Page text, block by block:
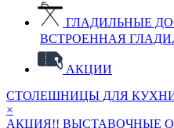
ГЛАДИЛЬНЫЕ
ВСТРОЕННАЯ
АКЦИИ
СТОЛЕШНИЦЫ ДЛЯ
×
АКЦИЯ!! ВЫСТАВОЧНЫЕ